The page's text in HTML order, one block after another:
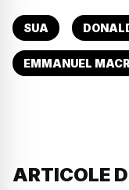
SUA
EMMANUEL
ARTICOLE